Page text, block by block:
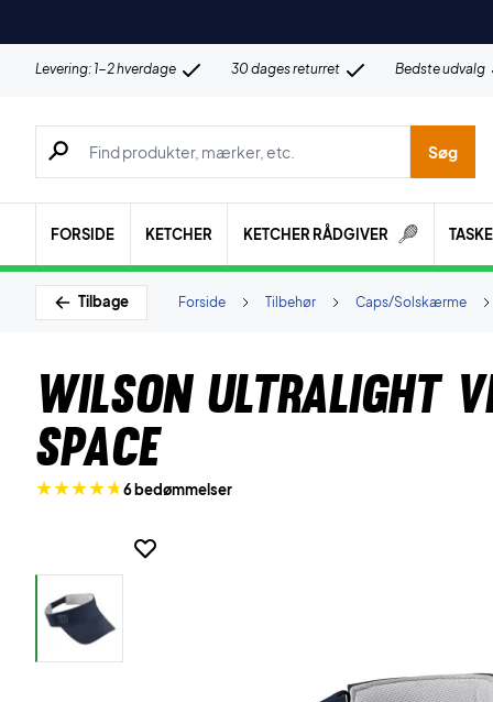
Levering: 1-2 hverdage 30 dages returret Bedste udvalg
Søg efter produkter, mærker etc.
Søg
FORSIDE KETCHER KETCHER RÅDGIVER
Tilbage Caps/Solskærme
Tilbehør
Forside
Wilson Ultralight
Space
6 bedømmelser